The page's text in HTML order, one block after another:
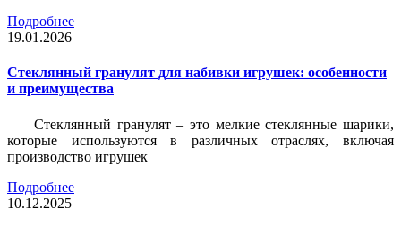
Подробнее
19.01.2026
Стеклянный гранулят для набивки игрушек: особенности
и преимущества
Стеклянный гранулят – это мелкие стеклянные шарики,
которые используются в различных отраслях, включая
производство игрушек
Подробнее
10.12.2025